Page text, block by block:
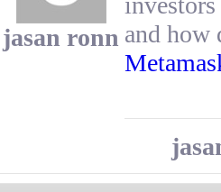
jasan ronn and how